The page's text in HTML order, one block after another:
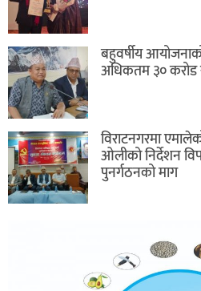
बहुवर्षीय
अधिकतम ३० करोड
विराटनगरमा
ओलीको निर्देशन
पुनर्गठनको माग